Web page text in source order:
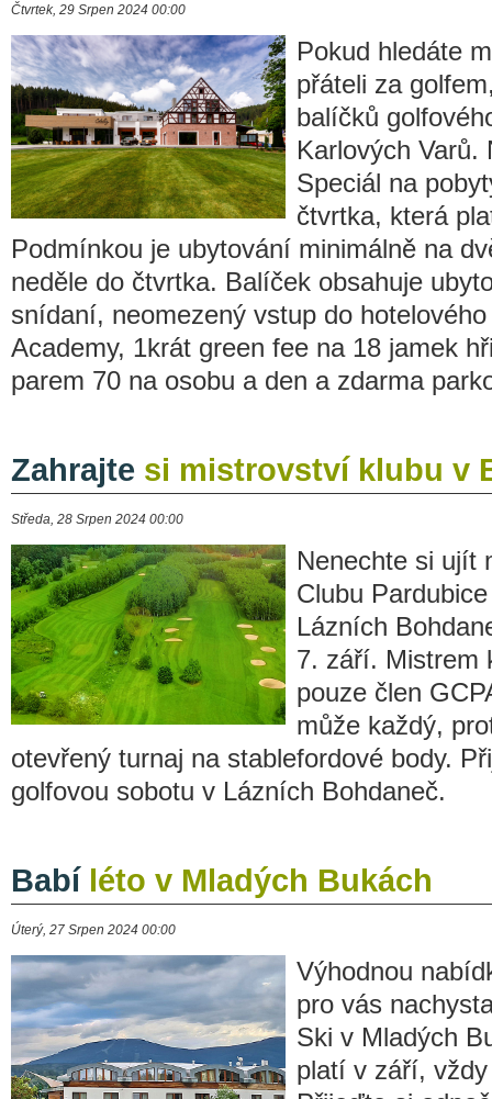
Čtvrtek, 29 Srpen 2024 00:00
Pokud hledáte
přáteli za
balíčků
Karlových
Speciál na
čtvrtka, která
Podmínkou je ubytování minimálně na
neděle do čtvrtka. Balíček obsahuje
snídaní, neomezený vstup do
Academy, 1krát green fee na 18 jamek
parem 70 na osobu a den a zdarma
Zahrajte si mistrovství klubu v
Středa, 28 Srpen 2024 00:00
Nenechte si ujít
Clubu
Lázních
7. září. Mistrem
pouze člen
může každý,
otevřený turnaj na stablefordové body.
golfovou sobotu v Lázních Bohdaneč.
Babí léto v Mladých Bukách
Úterý, 27 Srpen 2024 00:00
Výhodnou
pro vás
Ski v Mladých
platí v září,